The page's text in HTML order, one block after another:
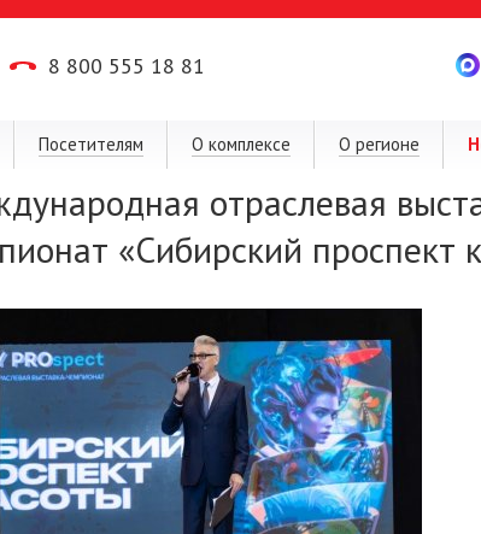
8 800 555 18 81
Посетителям О комплексе О регионе
отраслевая
«Сибирский проспект